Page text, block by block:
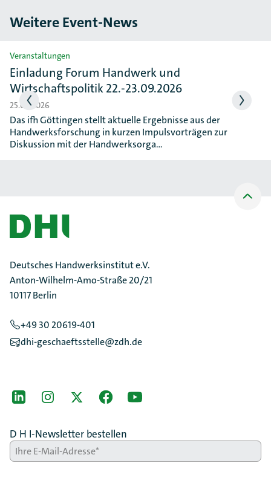
Weitere Event-News
Slider überspringen
Veranstaltungen
Einladung Forum Handwerk und
Wirtschaftspolitik 22.-23.09.2026
25.06.2026
Das ifh Göttingen stellt aktuelle Ergebnisse aus der
Handwerksforschung in kurzen Impulsvorträgen zur
Diskussion mit der Handwerksorga…
oben
Deutsches Handwerksinstitut e.V.
Anton-Wilhelm-Amo-Straße 20/21
10117 Berlin
+49 30 20619-401
dhi-geschaeftsstelle@zdh.de
[Der ZDH in den Sozialen Netzwerken]
LinkedIninstagramTwitterFacebookYoutube
D H I-Newsletter bestellen